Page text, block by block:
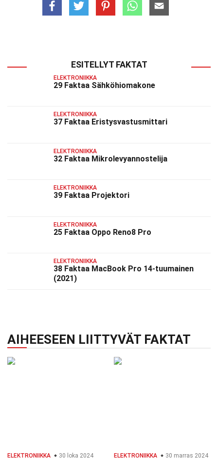
ESITELLYT FAKTAT
ELEKTRONIIKKA
29 Faktaa Sähköhiomakone
ELEKTRONIIKKA
37 Faktaa Eristysvastusmittari
ELEKTRONIIKKA
32 Faktaa Mikrolevyannostelija
ELEKTRONIIKKA
39 Faktaa Projektori
ELEKTRONIIKKA
25 Faktaa Oppo Reno8 Pro
ELEKTRONIIKKA
38 Faktaa MacBook Pro 14-tuumainen
(2021)
AIHEESEEN LIITTYVÄT FAKTAT
ELEKTRONIIKKA 30 loka 2024 ELEKTRONIIKKA 30 marras 2024